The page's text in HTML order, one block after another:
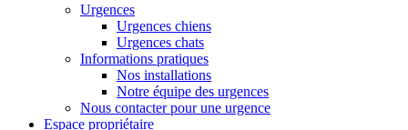
Urgences
Urgences chiens
Urgences chats
Informations pratiques
Nos installations
Notre équipe des urgences
Nous contacter pour une urgence
Espace propriétaire